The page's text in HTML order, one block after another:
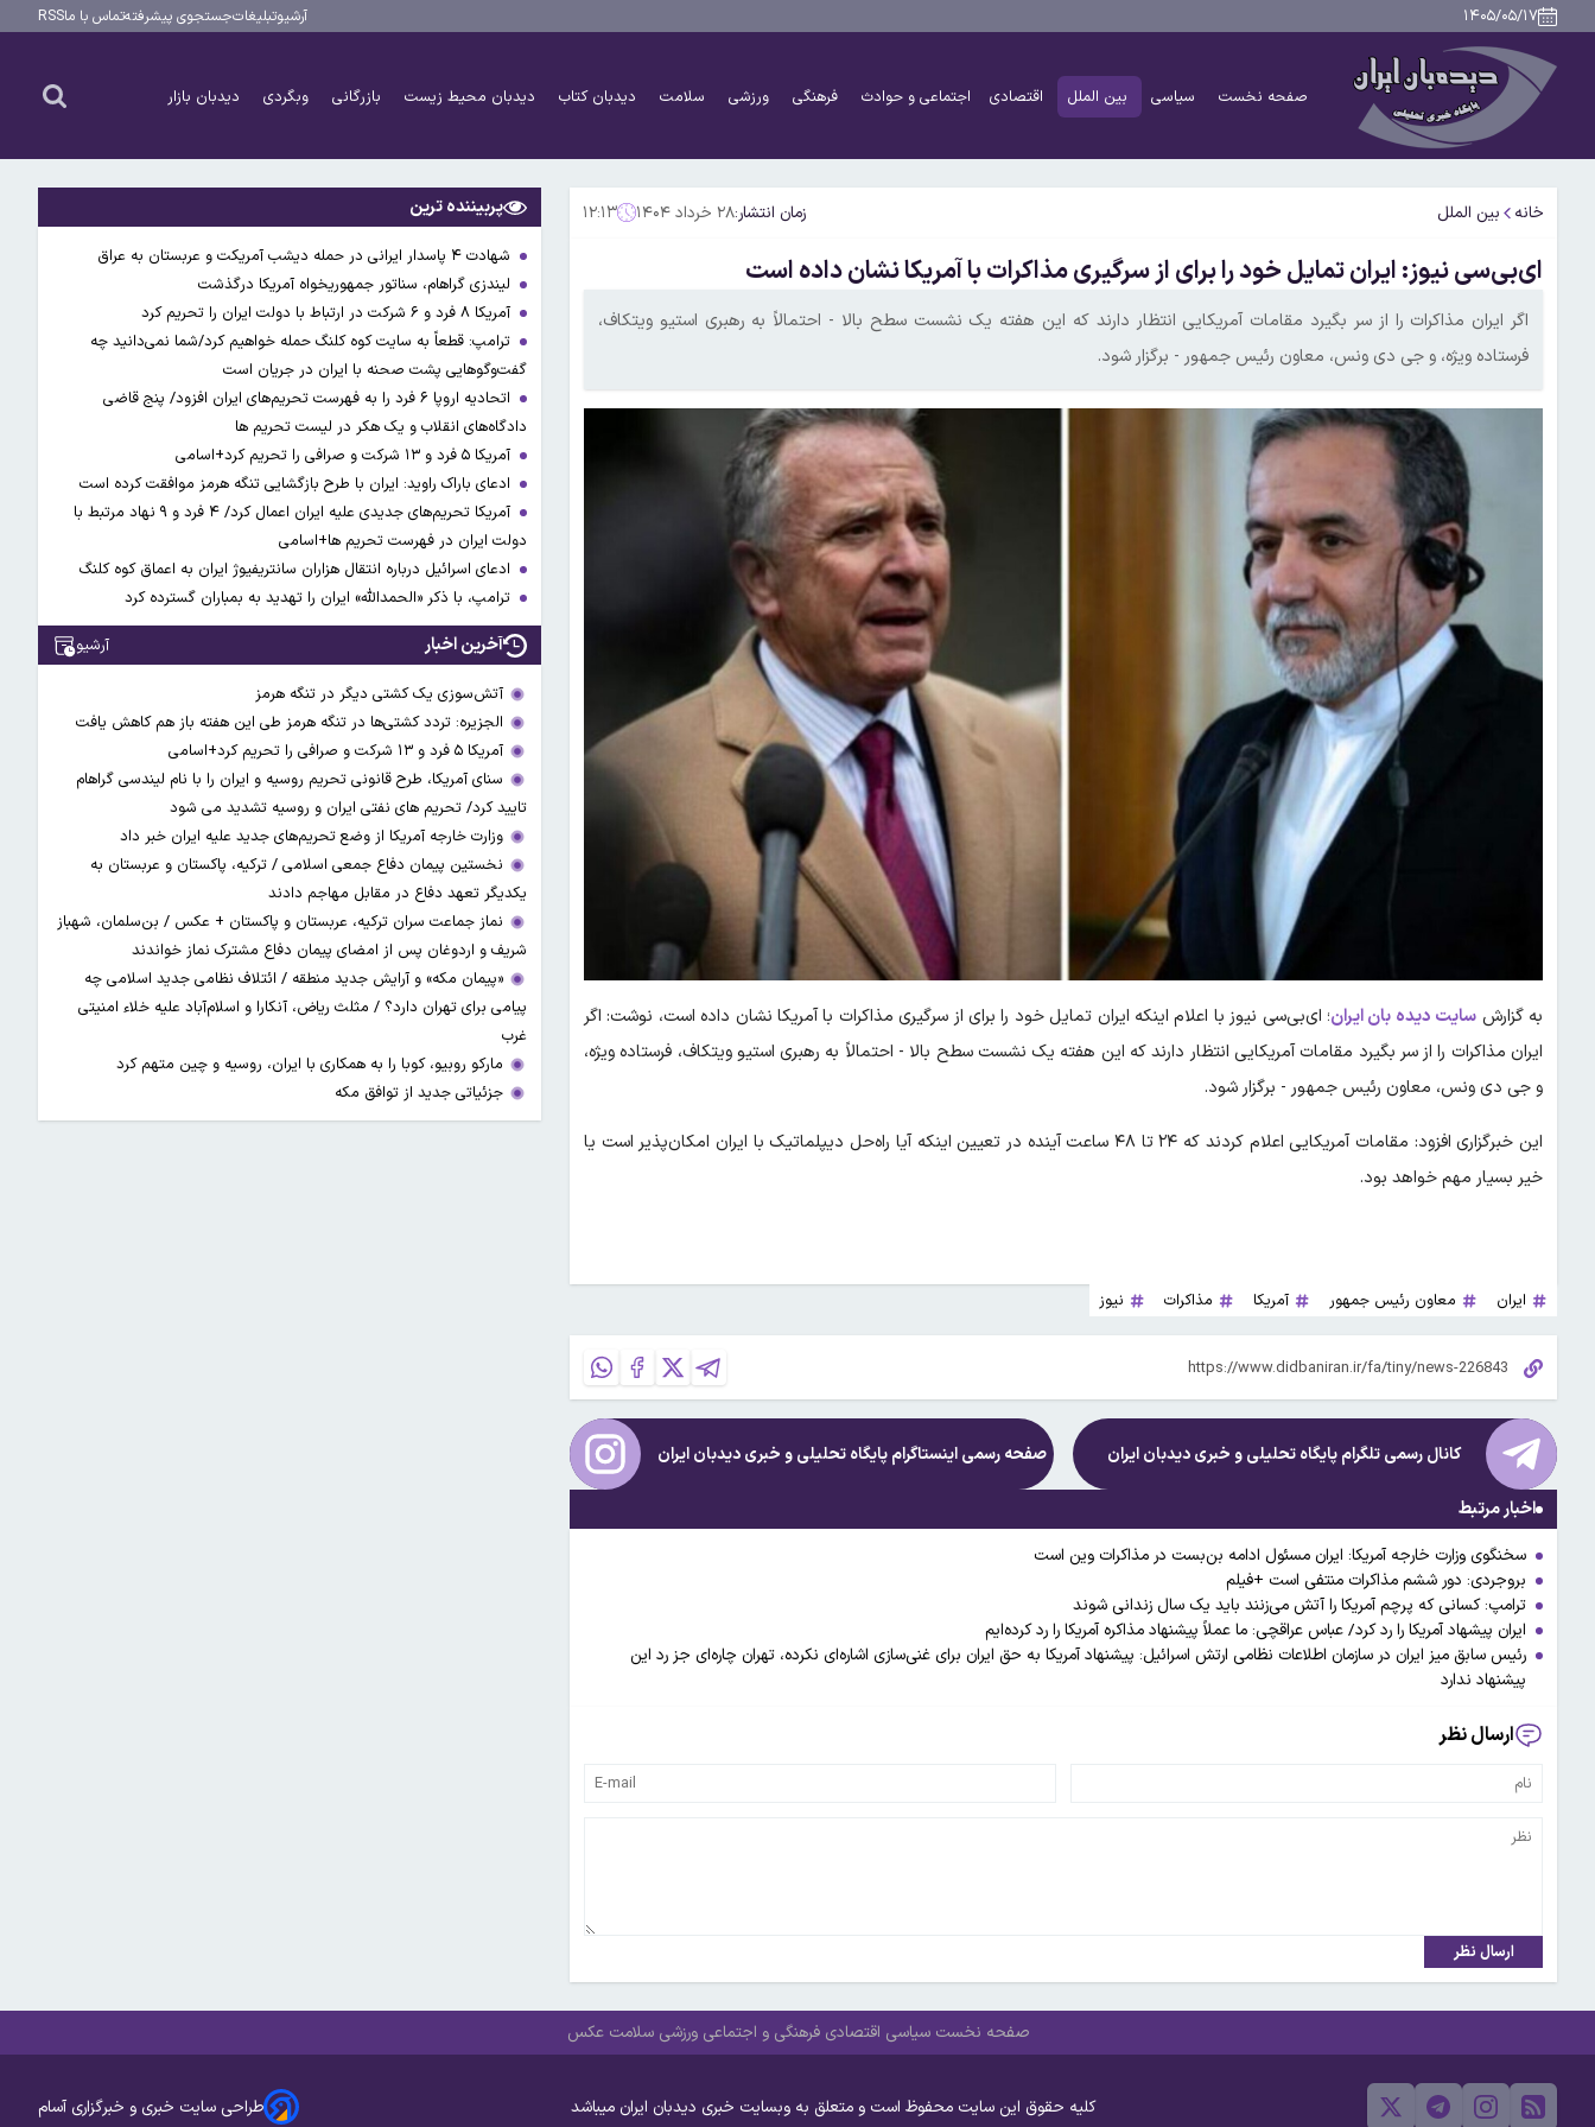
۱۴۰۵/۰۵/۱۷ آرشیوتبلیغاتجستجوی پیشرفتهتماس با ماRSS
صفحه نخست سیاسی بین الملل اقتصادی اجتماعی و حوادث فرهنگی ورزشی سلامت دیدبان کتاب دیدبان محیط زیست بازرگانی وبگردی دیدبان بازار
خانه بین الملل زمان انتشار:۲۸ خرداد ۱۴۰۴ ۱۲:۱۳
ای‌بی‌سی نیوز: ایران تمایل خود را برای از سرگیری مذاکرات با آمریکا نشان داده است
اگر ایران مذاکرات را از سر بگیرد مقامات آمریکایی انتظار دارند که این هفته یک نشست سطح بالا - احتمالاً به رهبری استیو ویتکاف،
فرستاده ویژه، و جی دی ونس، معاون رئیس جمهور - برگزار شود.
به گزارش سایت دیده بان ایران؛ ای‌بی‌سی نیوز با اعلام اینکه ایران تمایل خود را برای از سرگیری مذاکرات با آمریکا نشان داده است، نوشت: اگر
ایران مذاکرات را از سر بگیرد مقامات آمریکایی انتظار دارند که این هفته یک نشست سطح بالا - احتمالاً به رهبری استیو ویتکاف، فرستاده ویژه،
و جی دی ونس، معاون رئیس جمهور - برگزار شود.
این خبرگزاری افزود: مقامات آمریکایی اعلام کردند که ۲۴ تا ۴۸ ساعت آینده در تعیین اینکه آیا راه‌حل دیپلماتیک با ایران امکان‌پذیر است یا
خیر بسیار مهم خواهد بود.
ایران معاون رئیس جمهور آمریکا مذاکرات نیوز
کانال رسمی تلگرام پایگاه تحلیلی و خبریدیدبان ایران صفحه رسمی اینستاگرام پایگاه تحلیلی و خبریدیدبان ایران
اخبار مرتبط
سخنگوی وزارت خارجه آمریکا: ایران مسئول ادامه بن‌بست در مذاکرات وین است
بروجردی: دور ششم مذاکرات منتفی است +فیلم
ترامپ: کسانی که پرچم آمریکا را آتش می‌زنند باید یک سال زندانی شوند
ایران پیشهاد آمریکا را رد کرد/ عباس عراقچی: ما عملاً پیشنهاد مذاکره آمریکا را رد کرده‌ایم
رئیس سابق میز ایران در سازمان اطلاعات نظامی ارتش اسرائیل: پیشنهاد آمریکا به حق ایران برای غنی‌سازی اشاره‌ای نکرده، تهران چاره‌ای جز رد این
پیشنهاد ندارد
ارسال نظر
ارسال نظر
پربیننده ترین
شهادت ۴ پاسدار ایرانی در حمله دیشب آمریکت و عربستان به عراق
لیندزی گراهام، سناتور جمهوریخواه آمریکا درگذشت
آمریکا ۸ فرد و ۶ شرکت در ارتباط با دولت ایران را تحریم کرد
ترامپ: قطعاً به سایت کوه کلنگ حمله خواهیم کرد/شما نمی‌دانید چه
گفت‌وگوهایی پشت صحنه با ایران در جریان است
اتحادیه اروپا ۶ فرد را به فهرست تحریم‌های ایران افزود/ پنج قاضی
دادگاه‌های انقلاب و یک هکر در لیست تحریم ها
آمریکا ۵ فرد و ۱۳ شرکت و صرافی را تحریم کرد+اسامی
ادعای باراک راوید: ایران با طرح بازگشایی تنگه هرمز موافقت کرده است
آمریکا تحریم‌های جدیدی علیه ایران اعمال کرد/ ۴ فرد و ۹ نهاد مرتبط با
دولت ایران در فهرست تحریم ها+اسامی
ادعای اسرائیل درباره انتقال هزاران سانتریفیوژ ایران به اعماق کوه کلنگ
ترامپ، با ذکر «الحمدالله» ایران را تهدید به بمباران گسترده کرد
آخرین اخبار آرشیو
آتش‌سوزی یک کشتی دیگر در تنگه هرمز
الجزیره: تردد کشتی‌ها در تنگه هرمز طی این هفته باز هم کاهش یافت
آمریکا ۵ فرد و ۱۳ شرکت و صرافی را تحریم کرد+اسامی
سنای آمریکا، طرح قانونی تحریم روسیه و ایران را با نام لیندسی گراهام
تایید کرد/ تحریم های نفتی ایران و روسیه تشدید می شود
وزارت خارجه آمریکا از وضع تحریم‌های جدید علیه ایران خبر داد
نخستین پیمان دفاع جمعی اسلامی / ترکیه، پاکستان و عربستان به
یکدیگر تعهد دفاع در مقابل مهاجم دادند
نماز جماعت سران ترکیه، عربستان و پاکستان + عکس / بن‌سلمان، شهباز
شریف و اردوغان پس از امضای پیمان دفاع مشترک نماز خواندند
«پیمان مکه» و آرایش جدید منطقه / ائتلاف نظامی جدید اسلامی چه
پیامی برای تهران دارد؟ / مثلث ریاض، آنکارا و اسلام‌آباد علیه خلاء امنیتی
غرب
مارکو روبیو، کوبا را به همکاری با ایران، روسیه و چین متهم کرد
جزئیاتی جدید از توافق مکه
صفحه نخست سیاسی اقتصادی فرهنگی و اجتماعی ورزشی سلامت عکس
کلیه حقوق این سایت محفوظ است و متعلق به وبسایت خبری دیدبان ایران میباشد طراحی سایت خبری و خبرگزاری آسام